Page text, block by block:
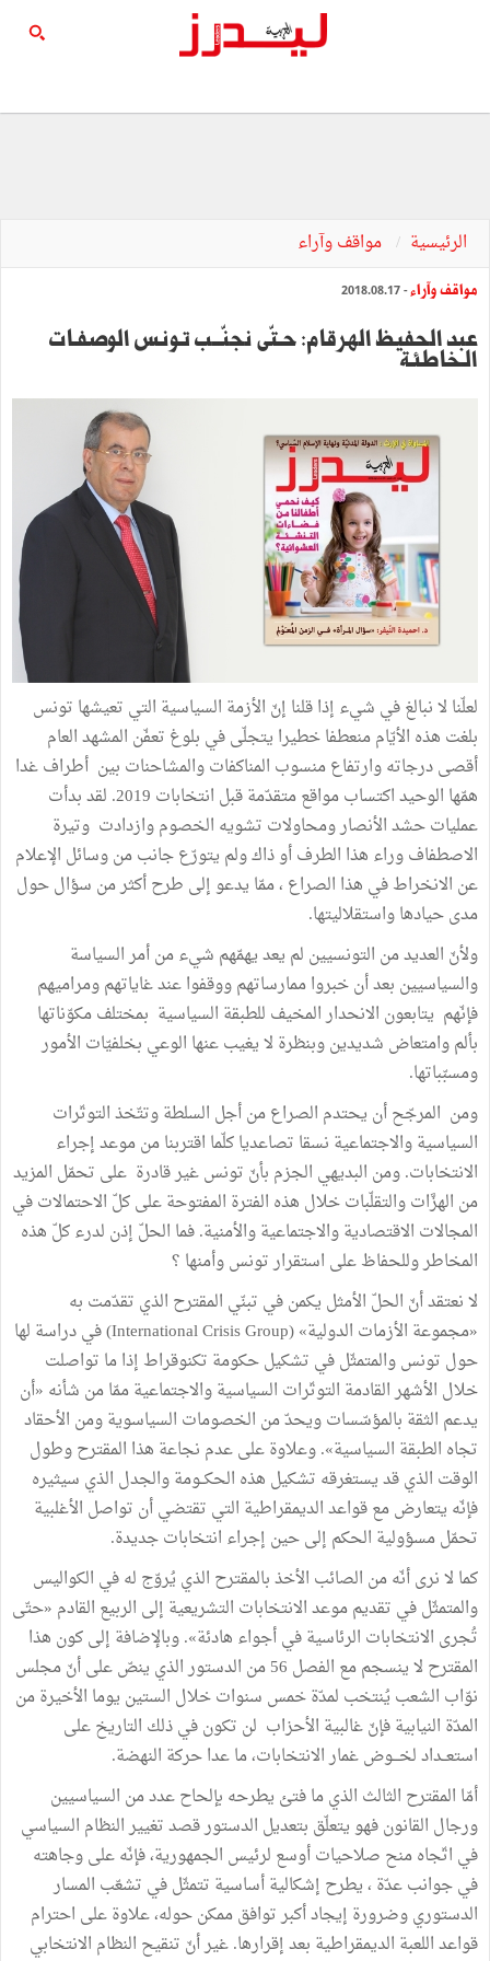
الرئيسية مواقف وآراء
مواقف وآراء- 2018.08.17
عبد الحفيظ الهرقام: حـتّى نجنّـــب تـونـس الوصفـات
الـخاطئـة
لعلّنا لا نبالغ في شيء إذا قلنا إنّ الأزمة السياسية التي تعيشها تونس
بلغت هذه الأيّام منعطفا خطيرا يتجلّى في بلوغ تعفّن المشهد العام
أقصى درجاته وارتفاع منسوب المناكفات والمشاحنات بين أطراف غدا
همّها الوحيد اكتساب مواقع متقدّمة قبل انتخابات 2019. لقد بدأت
عمليات حشد الأنصار ومحاولات تشويه الخصوم وازدادت وتيرة
الاصطفاف وراء هذا الطرف أو ذاك ولم يتورّع جانب من وسائل الإعلام
عن الانخراط في هذا الصراع ، ممّا يدعو إلى طرح أكثر من سؤال حول
مدى حيادها واستقلاليتها.
ولأنّ العديد من التونسيين لم يعد يهمّهم شيء من أمر السياسة
والسياسيين بعد أن خبروا ممارساتهم ووقفوا عند غاياتهم ومراميهم
فإنّهم يتابعون الانحدار المخيف للطبقة السياسية بمختلف مكوّناتها
بألم وامتعاض شديدين وبنظرة لا يغيب عنها الوعي بخلفيّات الأمور
ومسبّباتها.
ومن المرجّح أن يحتدم الصراع من أجل السلطة وتتّخذ التوتّرات
السياسية والاجتماعية نسقا تصاعديا كلّما اقتربنا من موعد إجراء
الانتخابات. ومن البديهي الجزم بأنّ تونس غير قادرة على تحمّل المزيد
من الهزَّات والتقلّبات خلال هذه الفترة المفتوحة على كلّ الاحتمالات في
المجالات الاقتصادية والاجتماعية والأمنية. فما الحلّ إذن لدرء كلّ هذه
المخاطر وللحفاظ على استقرار تونس وأمنها ؟
لا نعتقد أنّ الحلّ الأمثل يكمن في تبنّي المقترح الذي تقدّمت به
«مجموعة الأزمات الدولية» (International Crisis Group) في دراسة لها
حول تونس والمتمثّل في تشكيل حكومة تكنوقراط إذا ما تواصلت
خلال الأشهر القادمة التوتّرات السياسية والاجتماعية ممّا من شأنه «أن
يدعم الثقة بالمؤسّسات ويحدّ من الخصومات السياسوية ومن الأحقاد
تجاه الطبقة السياسية». وعلاوة على عدم نجاعة هذا المقترح وطول
الوقت الذي قد يستغرقه تشكيل هذه الحكــومة والجدل الذي سيثيره
فإنّه يتعارض مع قواعد الديمقراطية التي تقتضي أن تواصل الأغلبية
تحمّل مسؤولية الحكم إلى حين إجراء انتخابات جديدة.
كما لا نرى أنّه من الصائب الأخذ بالمقترح الذي يُروّج له في الكواليس
والمتمثّل في تقديم موعد الانتخابات التشريعية إلى الربيع القادم «حتّى
تُجرى الانتخابات الرئاسية في أجواء هادئة». وبالإضافة إلى كون هذا
المقترح لا ينسجم مع الفصل 56 من الدستور الذي ينصّ على أنّ مجلس
نوّاب الشعب يُنتخب لمدّة خمس سنوات خلال الستين يوما الأخيرة من
المدّة النيابية فإنّ غالبية الأحزاب لن تكون في ذلك التاريخ على
استعــداد لخـــوض غمار الانتخابات، ما عدا حركة النهضة.
أمّا المقترح الثالث الذي ما فتئ يطرحه بإلحاح عدد من السياسيين
ورجال القانون فهو يتعلّق بتعديل الدستور قصد تغيير النظام السياسي
في اتّجاه منح صلاحيات أوسع لرئيس الجمهورية، فإنّه على وجاهته
في جوانب عدّة ، يطرح إشكالية أساسية تتمثّل في تشعّب المسار
الدستوري وضرورة إيجاد أكبر توافق ممكن حوله، علاوة على احترام
قواعد اللعبة الديمقراطية بعد إقرارها. غير أنّ تنقيح النظام الانتخابي